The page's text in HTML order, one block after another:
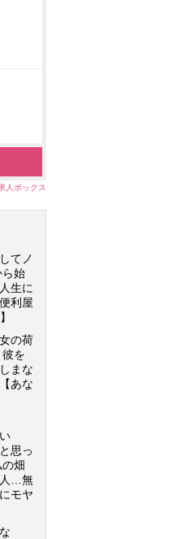
人ボックス
てノ
ら始
生に
利屋
の荷
を
まな
あな
思っ
畑
人…無
モヤ